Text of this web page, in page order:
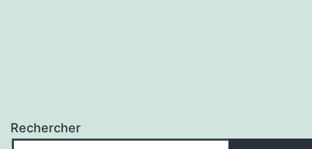
Rechercher